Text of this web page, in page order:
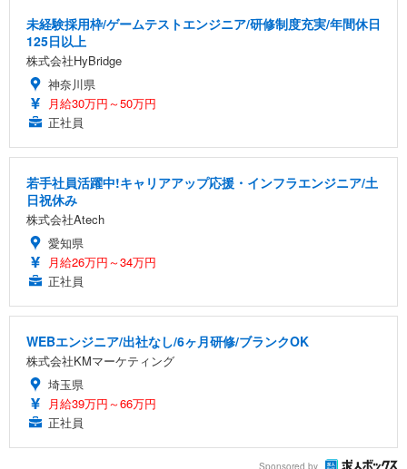
未経験採用枠/ゲームテストエンジニア/研修制度充実/年間休日
125日以上
株式会社HyBridge
神奈川県
月給30万円～50万円
正社員
若手社員活躍中!キャリアアップ応援・インフラエンジニア/土
日祝休み
株式会社Atech
愛知県
月給26万円～34万円
正社員
WEBエンジニア/出社なし/6ヶ月研修/ブランクOK
株式会社KMマーケティング
埼玉県
月給39万円～66万円
正社員
Sponsored by